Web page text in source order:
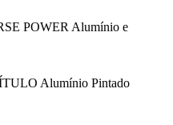
POWER Alumínio e
Alumínio Pintado